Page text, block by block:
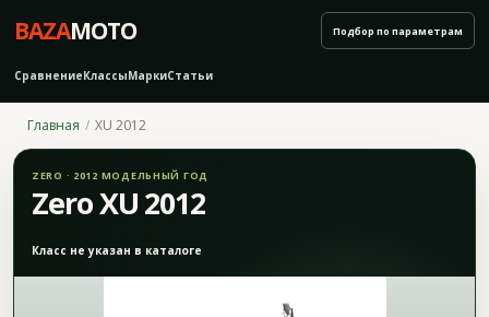
BAZAMOTO
СравнениеКлассыМаркиСтатьи
Подбор по параметрам
Главная XU 2012
ZERO · 2012 МОДЕЛЬНЫЙ ГОД
Zero XU 2012
Класс не указан в каталоге